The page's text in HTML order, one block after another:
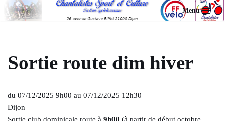
Menu
Sortie route dim hiver
du 07/12/2025 9h00 au 07/12/2025 12h30
Dijon